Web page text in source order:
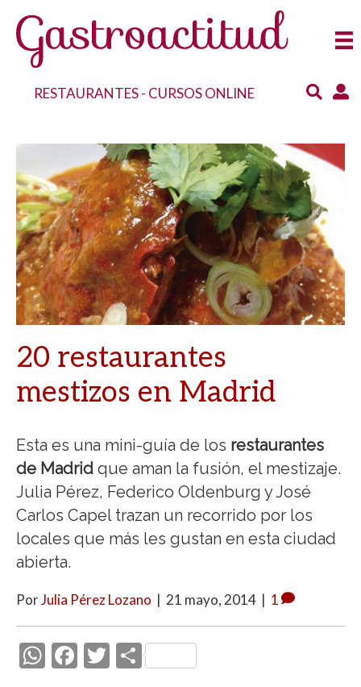
RESTAURANTES- CURSOS ONLINE
20 restaurantes
mestizos en Madrid
Esta es una mini-guía de los restaurantes
de Madrid que aman la fusión, el mestizaje.
Julia Pérez, Federico Oldenburg y José
Carlos Capel trazan un recorrido por los
locales que más les gustan en esta ciudad
abierta.
PorJulia Pérez Lozano | 21 mayo, 2014 | 1
W F
T C